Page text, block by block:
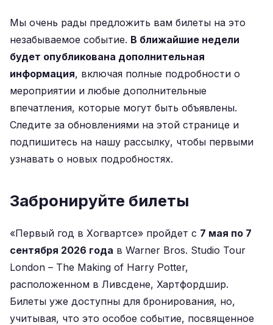
Мы очень рады предложить вам билеты на это
незабываемое событие. В ближайшие недели
будет опубликована дополнительная
информация, включая полные подробности о
мероприятии и любые дополнительные
впечатления, которые могут быть объявлены.
Следите за обновлениями на этой странице и
подпишитесь на нашу рассылку, чтобы первыми
узнавать о новых подробностях.
Забронируйте билеты
«Первый год в Хогвартсе» пройдет с 7 мая по 7
сентября 2026 года в Warner Bros. Studio Tour
London – The Making of Harry Potter,
расположенном в Ливсдене, Хартфордшир.
Билеты уже доступны для бронирования, но,
учитывая, что это особое событие, посвященное